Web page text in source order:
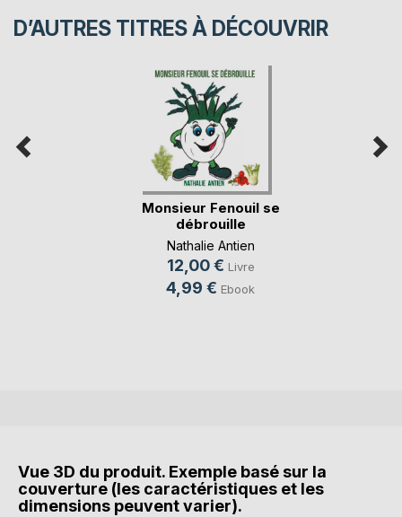
D’AUTRES TITRES À DÉCOUVRIR
Monsieur Fenouil se
débrouille
Nathalie Antien
12,00 € Livre
4,99 € Ebook
Vue 3D du produit. Exemple basé sur la
couverture (les caractéristiques et les
dimensions peuvent varier).